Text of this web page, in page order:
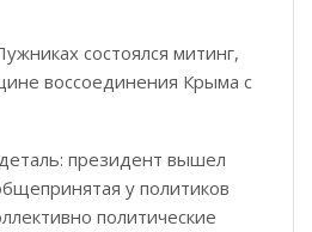
состоялся митинг,
воссоединения Крыма с
президент вышел
у политиков
политические